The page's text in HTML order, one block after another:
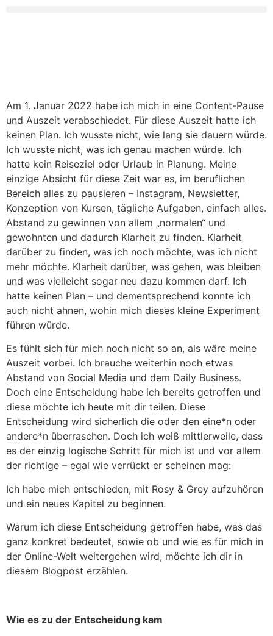
Am 1. Januar 2022 habe ich mich in eine Content-Pause
und Auszeit verabschiedet. Für diese Auszeit hatte ich
keinen Plan. Ich wusste nicht, wie lang sie dauern würde.
Ich wusste nicht, was ich genau machen würde. Ich
hatte kein Reiseziel oder Urlaub in Planung. Meine
einzige Absicht für diese Zeit war es, im beruflichen
Bereich alles zu pausieren – Instagram, Newsletter,
Konzeption von Kursen, tägliche Aufgaben, einfach alles.
Abstand zu gewinnen von allem „normalen“ und
gewohnten und dadurch Klarheit zu finden. Klarheit
darüber zu finden, was ich noch möchte, was ich nicht
mehr möchte. Klarheit darüber, was gehen, was bleiben
und was vielleicht sogar neu dazu kommen darf. Ich
hatte keinen Plan – und dementsprechend konnte ich
auch nicht ahnen, wohin mich dieses kleine Experiment
führen würde.
Es fühlt sich für mich noch nicht so an, als wäre meine
Auszeit vorbei. Ich brauche weiterhin noch etwas
Abstand von Social Media und dem Daily Business.
Doch eine Entscheidung habe ich bereits getroffen und
diese möchte ich heute mit dir teilen. Diese
Entscheidung wird sicherlich die oder den eine*n oder
andere*n überraschen. Doch ich weiß mittlerweile, dass
es der einzig logische Schritt für mich ist und vor allem
der richtige – egal wie verrückt er scheinen mag:
Ich habe mich entschieden, mit Rosy & Grey aufzuhören
und ein neues Kapitel zu beginnen.
Warum ich diese Entscheidung getroffen habe, was das
ganz konkret bedeutet, sowie ob und wie es für mich in
der Online-Welt weitergehen wird, möchte ich dir in
diesem Blogpost erzählen.
Wie es zu der Entscheidung kam